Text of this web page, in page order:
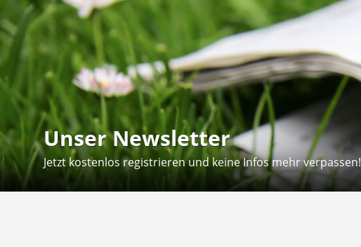
Unser Newsletter
Jetzt kostenlos registrieren und keine Infos mehr verpassen!